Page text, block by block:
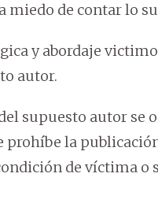
miedo de contar lo
y abordaje
autor.
supuesto autor
prohíbe la
de víctima o